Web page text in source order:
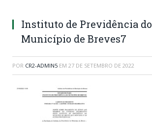
Instituto de Previdência do
Município de Breves7
POR CR2-ADMIN5 EM 27 DE SETEMBRO DE 2022